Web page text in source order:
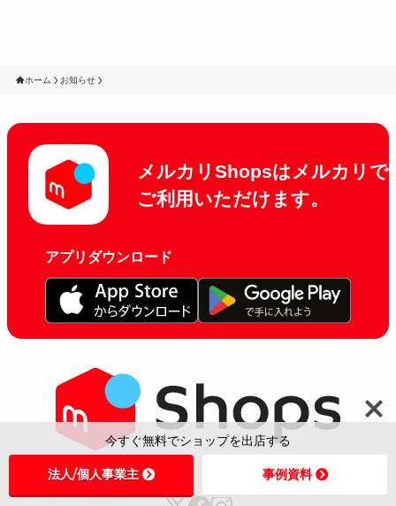
ホーム お知らせ
メルカリShopsはメルカリで
ご利用いただけます。
アプリダウンロード
今すぐ無料でショップを出店する
法人/個人事業主 事例資料